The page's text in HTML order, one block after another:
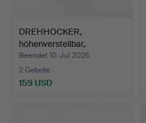
DREHHOCKER,
höhenverstellbar,
Schweden, er…
Beendet 10. Jul 2026
2 Gebote
159 USD